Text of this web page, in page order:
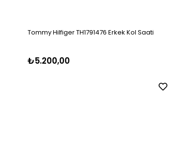
Tommy Hilfiger TH1791476 Erkek Kol Saati
₺5.200,00